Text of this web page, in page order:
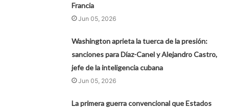
Francia
Jun 05, 2026
Washington aprieta la tuerca de la presión:
sanciones para Díaz-Canel y Alejandro Castro,
jefe de la inteligencia cubana
Jun 05, 2026
La primera guerra convencional que Estados